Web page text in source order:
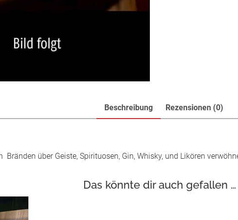
Beschreibung Rezensionen (0)
Bränden über Geiste, Spirituosen, Gin, Whisky, und Likören
Das könnte dir auch gefallen …